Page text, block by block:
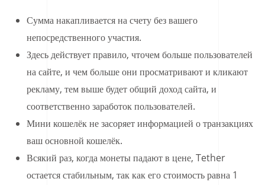
Сумма накапливается на счету без вашего
непосредственного участия.
Здесь действует правило, чточем больше пользователей
на сайте, и чем больше они просматривают и кликают
рекламу, тем выше будет общий доход сайта, и
соответственно заработок пользователей.
Мини кошелёк не засоряет информацией о транзакциях
ваш основной кошелёк.
Всякий раз, когда монеты падают в цене, Tether
остается стабильным, так как его стоимость равна 1